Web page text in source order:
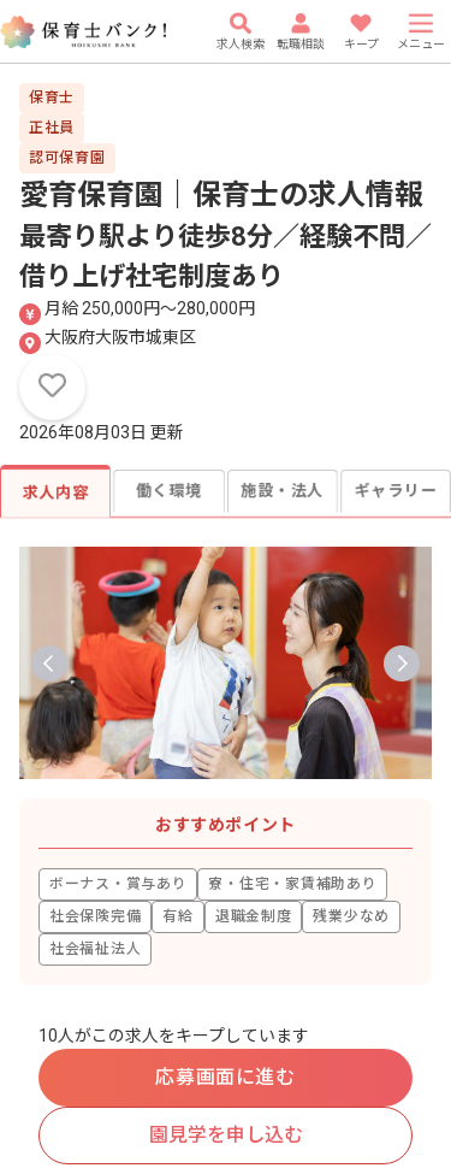
求人検索 転職相談 キープ メニュー
保育士
正社員
認可保育園
愛育保育園｜保育士の求人情報
最寄り駅より徒歩8分／経験不問／
借り上げ社宅制度あり
月給 250,000円〜280,000円
大阪府大阪市城東区
2026年08月03日 更新
求人内容 働く環境 施設・法人 ギャラリー
おすすめポイント
ボーナス・賞与あり
寮・住宅・家賃補助あり
社会保険完備
有給 退職金制度
残業少なめ
社会福祉法人
10人がこの求人をキープしています
応募画面に進む
園見学を申し込む